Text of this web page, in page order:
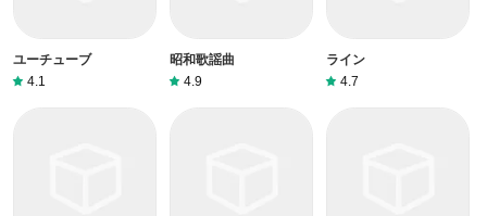
ユーチューブ
4.1
昭和歌謡曲
4.9
ライン
4.7